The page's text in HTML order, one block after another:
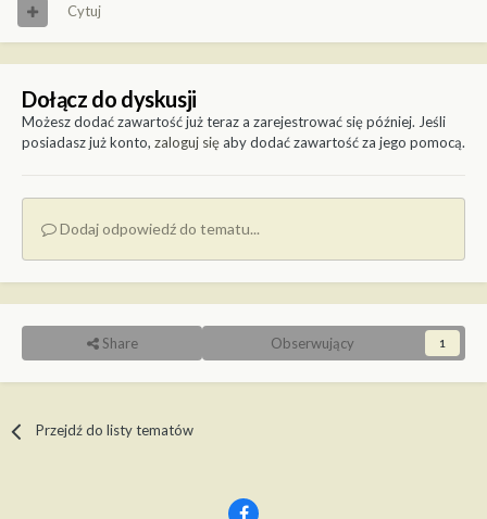
Cytuj
Dołącz do dyskusji
Możesz dodać zawartość już teraz a zarejestrować się później. Jeśli
posiadasz już konto, zaloguj sięaby dodać zawartość za jego pomocą.
Dodaj odpowiedź do tematu...
Share Obserwujący 1
Przejdź do listy tematów